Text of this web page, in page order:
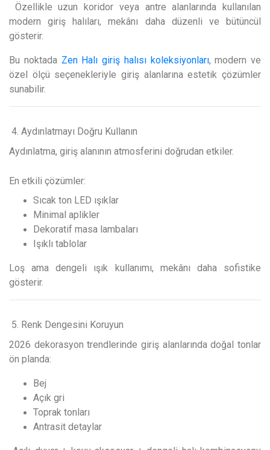
Özellikle uzun koridor veya antre alanlarında kullanılan
modern giriş halıları, mekânı daha düzenli ve bütüncül
gösterir.
Bu noktada Zen Halı giriş halısı koleksiyonları, modern ve
özel ölçü seçenekleriyle giriş alanlarına estetik çözümler
sunabilir.
4. Aydınlatmayı Doğru Kullanın
Aydınlatma, giriş alanının atmosferini doğrudan etkiler.
En etkili çözümler:
Sıcak ton LED ışıklar
Minimal aplikler
Dekoratif masa lambaları
Işıklı tablolar
Loş ama dengeli ışık kullanımı, mekânı daha sofistike
gösterir.
5. Renk Dengesini Koruyun
2026 dekorasyon trendlerinde giriş alanlarında doğal tonlar
ön planda:
Bej
Açık gri
Toprak tonları
Antrasit detaylar